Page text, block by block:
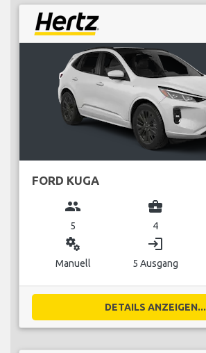
FORD KUGA
group
5
business_center
4
miscellaneous_services
Manuell
login
5 Ausgang
DETAILS ANZEIGEN...